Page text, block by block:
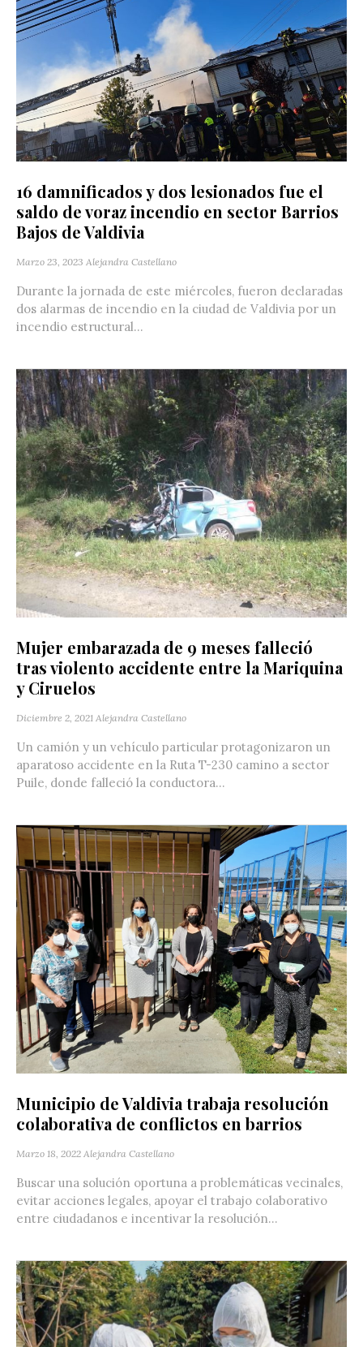
16 damnificados y dos lesionados fue el
saldo de voraz incendio en sector Barrios
Bajos de Valdivia
Marzo 23, 2023 Alejandra Castellano
Durante la jornada de este miércoles, fueron declaradas
dos alarmas de incendio en la ciudad de Valdivia por un
incendio estructural...
Mujer embarazada de 9 meses falleció
tras violento accidente entre la Mariquina
y Ciruelos
Diciembre 2, 2021 Alejandra Castellano
Un camión y un vehículo particular protagonizaron un
aparatoso accidente en la Ruta T-230 camino a sector
Puile, donde falleció la conductora...
Municipio de Valdivia trabaja resolución
colaborativa de conflictos en barrios
Marzo 18, 2022 Alejandra Castellano
Buscar una solución oportuna a problemáticas vecinales,
evitar acciones legales, apoyar el trabajo colaborativo
entre ciudadanos e incentivar la resolución...